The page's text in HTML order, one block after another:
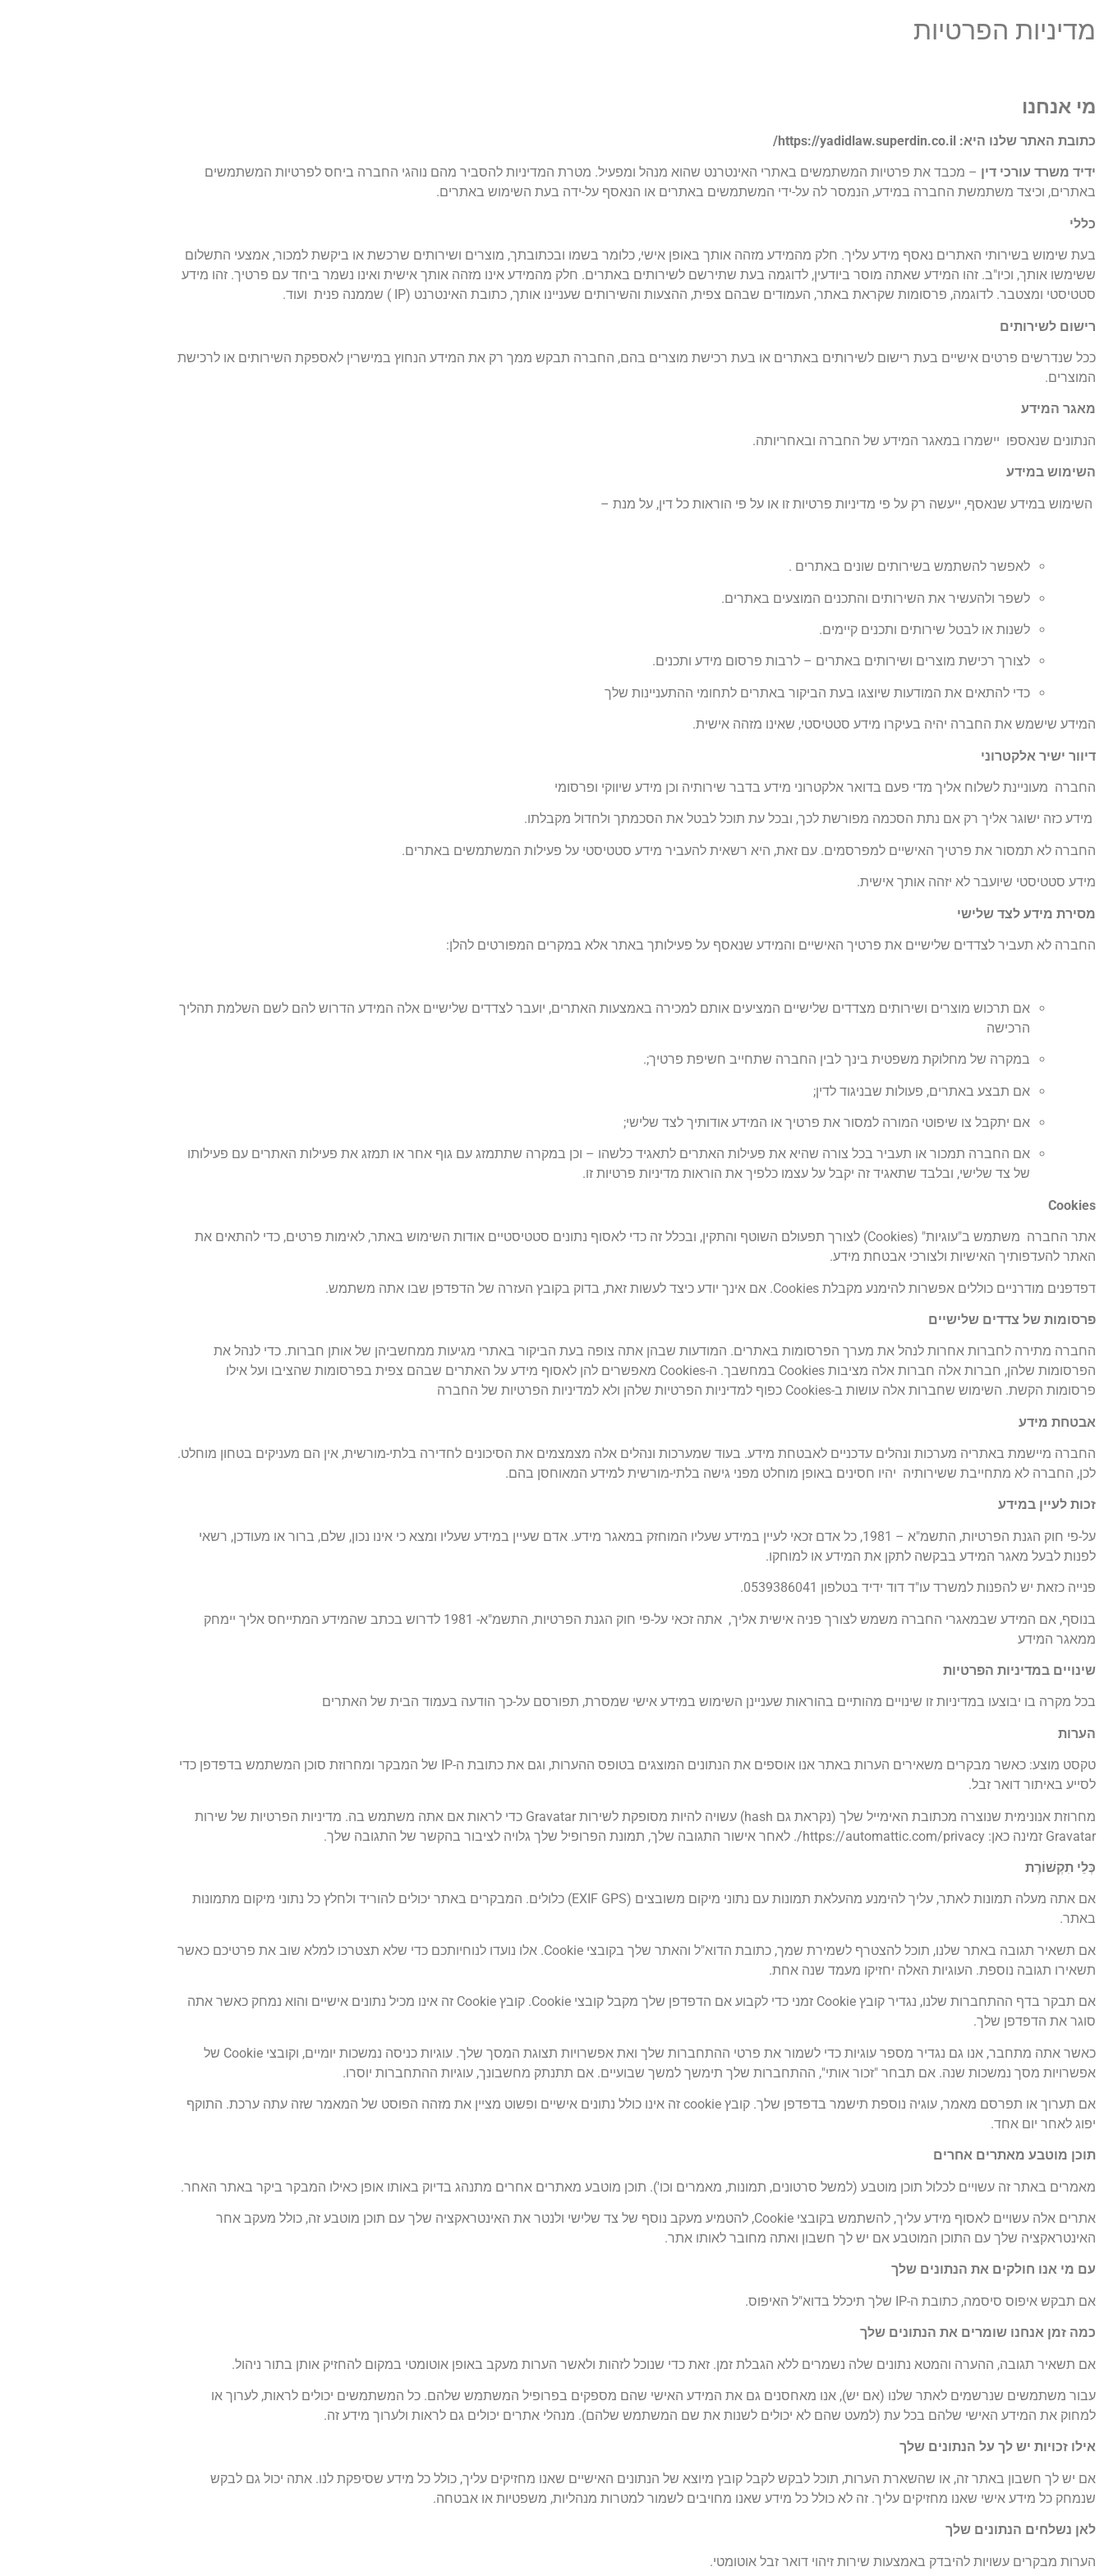
מדיניות הפרטיות
מי אנחנו
כתובת האתר שלנו היא: https://yadidlaw.superdin.co.il/
ידיד משרד עורכי דין – מכבד את פרטיות המשתמשים באתרי האינטרנט שהוא מנהל ומפעיל. מטרת המדיניות להסביר מהם נוהגי החברה ביחס לפרטיות המשתמשים
באתרים, וכיצד משתמשת החברה במידע, הנמסר לה על-ידי המשתמשים באתרים או הנאסף על-ידה בעת השימוש באתרים.
כללי
בעת שימוש בשירותי האתרים נאסף מידע עליך. חלק מהמידע מזהה אותך באופן אישי, כלומר בשמו ובכתובתך, מוצרים ושירותים שרכשת או ביקשת למכור, אמצעי התשלום
ששימשו אותך, וכיו"ב. זהו המידע שאתה מוסר ביודעין, לדוגמה בעת שתירשם לשירותים באתרים. חלק מהמידע אינו מזהה אותך אישית ואינו נשמר ביחד עם פרטיך. זהו מידע
סטטיסטי ומצטבר. לדוגמה, פרסומות שקראת באתר, העמודים שבהם צפית, ההצעות והשירותים שעניינו אותך, כתובת האינטרנט (IP ) שממנה פנית ועוד.
רישום לשירותים
ככל שנדרשים פרטים אישיים בעת רישום לשירותים באתרים או בעת רכישת מוצרים בהם, החברה תבקש ממך רק את המידע הנחוץ במישרין לאספקת השירותים או לרכישת
המוצרים.
מאגר המידע
הנתונים שנאספו יישמרו במאגר המידע של החברה ובאחריותה.
השימוש במידע
השימוש במידע שנאסף, ייעשה רק על פי מדיניות פרטיות זו או על פי הוראות כל דין, על מנת –
לאפשר להשתמש בשירותים שונים באתרים .
לשפר ולהעשיר את השירותים והתכנים המוצעים באתרים.
לשנות או לבטל שירותים ותכנים קיימים.
לצורך רכישת מוצרים ושירותים באתרים – לרבות פרסום מידע ותכנים.
כדי להתאים את המודעות שיוצגו בעת הביקור באתרים לתחומי ההתעניינות שלך
המידע שישמש את החברה יהיה בעיקרו מידע סטטיסטי, שאינו מזהה אישית.
דיוור ישיר אלקטרוני
החברה מעוניינת לשלוח אליך מדי פעם בדואר אלקטרוני מידע בדבר שירותיה וכן מידע שיווקי ופרסומי
מידע כזה ישוגר אליך רק אם נתת הסכמה מפורשת לכך, ובכל עת תוכל לבטל את הסכמתך ולחדול מקבלתו.
החברה לא תמסור את פרטיך האישיים למפרסמים. עם זאת, היא רשאית להעביר מידע סטטיסטי על פעילות המשתמשים באתרים.
מידע סטטיסטי שיועבר לא יזהה אותך אישית.
מסירת מידע לצד שלישי
החברה לא תעביר לצדדים שלישיים את פרטיך האישיים והמידע שנאסף על פעילותך באתר אלא במקרים המפורטים להלן:
אם תרכוש מוצרים ושירותים מצדדים שלישיים המציעים אותם למכירה באמצעות האתרים, יועבר לצדדים שלישיים אלה המידע הדרוש להם לשם השלמת תהליך
הרכישה
במקרה של מחלוקת משפטית בינך לבין החברה שתחייב חשיפת פרטיך;.
אם תבצע באתרים, פעולות שבניגוד לדין;
אם יתקבל צו שיפוטי המורה למסור את פרטיך או המידע אודותיך לצד שלישי;
אם החברה תמכור או תעביר בכל צורה שהיא את פעילות האתרים לתאגיד כלשהו – וכן במקרה שתתמזג עם גוף אחר או תמזג את פעילות האתרים עם פעילותו
של צד שלישי, ובלבד שתאגיד זה יקבל על עצמו כלפיך את הוראות מדיניות פרטיות זו.
Cookies
אתר החברה משתמש ב"עוגיות" (Cookies) לצורך תפעולם השוטף והתקין, ובכלל זה כדי לאסוף נתונים סטטיסטיים אודות השימוש באתר, לאימות פרטים, כדי להתאים את
האתר להעדפותיך האישיות ולצורכי אבטחת מידע.
דפדפנים מודרניים כוללים אפשרות להימנע מקבלת Cookies. אם אינך יודע כיצד לעשות זאת, בדוק בקובץ העזרה של הדפדפן שבו אתה משתמש.
פרסומות של צדדים שלישיים
החברה מתירה לחברות אחרות לנהל את מערך הפרסומות באתרים. המודעות שבהן אתה צופה בעת הביקור באתרי מגיעות ממחשביהן של אותן חברות. כדי לנהל את
הפרסומות שלהן, חברות אלה חברות אלה מציבות Cookies במחשבך. ה-Cookies מאפשרים להן לאסוף מידע על האתרים שבהם צפית בפרסומות שהציבו ועל אילו
פרסומות הקשת. השימוש שחברות אלה עושות ב-Cookies כפוף למדיניות הפרטיות שלהן ולא למדיניות הפרטיות של החברה
אבטחת מידע
החברה מיישמת באתריה מערכות ונהלים עדכניים לאבטחת מידע. בעוד שמערכות ונהלים אלה מצמצמים את הסיכונים לחדירה בלתי-מורשית, אין הם מעניקים בטחון מוחלט.
לכן, החברה לא מתחייבת ששירותיה יהיו חסינים באופן מוחלט מפני גישה בלתי-מורשית למידע המאוחסן בהם.
זכות לעיין במידע
על-פי חוק הגנת הפרטיות, התשמ"א – 1981, כל אדם זכאי לעיין במידע שעליו המוחזק במאגר מידע. אדם שעיין במידע שעליו ומצא כי אינו נכון, שלם, ברור או מעודכן, רשאי
לפנות לבעל מאגר המידע בבקשה לתקן את המידע או למוחקו.
פנייה כזאת יש להפנות למשרד עו"ד דוד ידיד בטלפון 0539386041.
בנוסף, אם המידע שבמאגרי החברה משמש לצורך פניה אישית אליך, אתה זכאי על-פי חוק הגנת הפרטיות, התשמ"א- 1981 לדרוש בכתב שהמידע המתייחס אליך יימחק
ממאגר המידע
שינויים במדיניות הפרטיות
בכל מקרה בו יבוצעו במדיניות זו שינויים מהותיים בהוראות שעניינן השימוש במידע אישי שמסרת, תפורסם על-כך הודעה בעמוד הבית של האתרים
הערות
טקסט מוצע: כאשר מבקרים משאירים הערות באתר אנו אוספים את הנתונים המוצגים בטופס ההערות, וגם את כתובת ה-IP של המבקר ומחרוזת סוכן המשתמש בדפדפן כדי
לסייע באיתור דואר זבל.
מחרוזת אנונימית שנוצרה מכתובת האימייל שלך (נקראת גם hash) עשויה להיות מסופקת לשירות Gravatar כדי לראות אם אתה משתמש בה. מדיניות הפרטיות של שירות
Gravatar זמינה כאן: https://automattic.com/privacy/. לאחר אישור התגובה שלך, תמונת הפרופיל שלך גלויה לציבור בהקשר של התגובה שלך.
כְּלֵי תִקְשׁוֹרֶת
אם אתה מעלה תמונות לאתר, עליך להימנע מהעלאת תמונות עם נתוני מיקום משובצים (EXIF GPS) כלולים. המבקרים באתר יכולים להוריד ולחלץ כל נתוני מיקום מתמונות
באתר.
אם תשאיר תגובה באתר שלנו, תוכל להצטרף לשמירת שמך, כתובת הדוא"ל והאתר שלך בקובצי Cookie. אלו נועדו לנוחיותכם כדי שלא תצטרכו למלא שוב את פרטיכם כאשר
תשאירו תגובה נוספת. העוגיות האלה יחזיקו מעמד שנה אחת.
אם תבקר בדף ההתחברות שלנו, נגדיר קובץ Cookie זמני כדי לקבוע אם הדפדפן שלך מקבל קובצי Cookie. קובץ Cookie זה אינו מכיל נתונים אישיים והוא נמחק כאשר אתה
סוגר את הדפדפן שלך.
כאשר אתה מתחבר, אנו גם נגדיר מספר עוגיות כדי לשמור את פרטי ההתחברות שלך ואת אפשרויות תצוגת המסך שלך. עוגיות כניסה נמשכות יומיים, וקובצי Cookie של
אפשרויות מסך נמשכות שנה. אם תבחר "זכור אותי", ההתחברות שלך תימשך למשך שבועיים. אם תתנתק מחשבונך, עוגיות ההתחברות יוסרו.
אם תערוך או תפרסם מאמר, עוגיה נוספת תישמר בדפדפן שלך. קובץ cookie זה אינו כולל נתונים אישיים ופשוט מציין את מזהה הפוסט של המאמר שזה עתה ערכת. התוקף
יפוג לאחר יום אחד.
תוכן מוטבע מאתרים אחרים
מאמרים באתר זה עשויים לכלול תוכן מוטבע (למשל סרטונים, תמונות, מאמרים וכו'). תוכן מוטבע מאתרים אחרים מתנהג בדיוק באותו אופן כאילו המבקר ביקר באתר האחר.
אתרים אלה עשויים לאסוף מידע עליך, להשתמש בקובצי Cookie, להטמיע מעקב נוסף של צד שלישי ולנטר את האינטראקציה שלך עם תוכן מוטבע זה, כולל מעקב אחר
האינטראקציה שלך עם התוכן המוטבע אם יש לך חשבון ואתה מחובר לאותו אתר.
עם מי אנו חולקים את הנתונים שלך
אם תבקש איפוס סיסמה, כתובת ה-IP שלך תיכלל בדוא"ל האיפוס.
כמה זמן אנחנו שומרים את הנתונים שלך
אם תשאיר תגובה, ההערה והמטא נתונים שלה נשמרים ללא הגבלת זמן. זאת כדי שנוכל לזהות ולאשר הערות מעקב באופן אוטומטי במקום להחזיק אותן בתור ניהול.
עבור משתמשים שנרשמים לאתר שלנו (אם יש), אנו מאחסנים גם את המידע האישי שהם מספקים בפרופיל המשתמש שלהם. כל המשתמשים יכולים לראות, לערוך או
למחוק את המידע האישי שלהם בכל עת (למעט שהם לא יכולים לשנות את שם המשתמש שלהם). מנהלי אתרים יכולים גם לראות ולערוך מידע זה.
אילו זכויות יש לך על הנתונים שלך
אם יש לך חשבון באתר זה, או שהשארת הערות, תוכל לבקש לקבל קובץ מיוצא של הנתונים האישיים שאנו מחזיקים עליך, כולל כל מידע שסיפקת לנו. אתה יכול גם לבקש
שנמחק כל מידע אישי שאנו מחזיקים עליך. זה לא כולל כל מידע שאנו מחויבים לשמור למטרות מנהליות, משפטיות או אבטחה.
לאן נשלחים הנתונים שלך
הערות מבקרים עשויות להיבדק באמצעות שירות זיהוי דואר זבל אוטומטי.